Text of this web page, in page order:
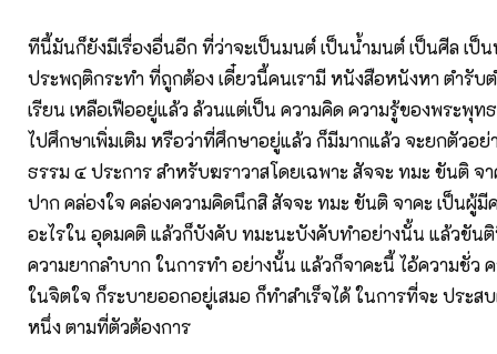
ทีนี้มันก็ยังมีเรื่องอื่นอีก ที่ว่าจะเป็นมนต์ เป็นน้ำมนต์ เป็นศีล เป็
ประพฤติกระทำ ที่ถูกต้อง เดี๋ยวนี้คนเรามี หนังสือหนังหา ตำรับต
เรียน เหลือเฟืออยู่แล้ว ล้วนแต่เป็น ความคิด ความรู้ของพระพุท
ไปศึกษาเพิ่มเติม หรือว่าที่ศึกษาอยู่แล้ว ก็มีมากแล้ว จะยกตัวอย่
ธรรม ๔ ประการ สำหรับฆราวาสโดยเฉพาะ สัจจะ ทมะ ขันติ จ
ปาก คล่องใจ คล่องความคิดนึกสิ สัจจะ ทมะ ขันติ จาคะ เป็นผู้มี
อะไรใน อุดมคติ แล้วก็บังคับ ทมะนะบังคับทำอย่างนั้น แล้วขัน
ความยากลำบาก ในการทำ อย่างนั้น แล้วก็จาคะนี้ ไอ้ความชั่ว
ในจิตใจ ก็ระบายออกอยู่เสมอ ก็ทำสำเร็จได้ ในการที่จะ ประส
หนึ่ง ตามที่ตัวต้องการ